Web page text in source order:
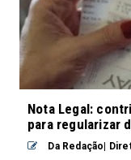
Nota Legal:
para regularizar
Da Redação|